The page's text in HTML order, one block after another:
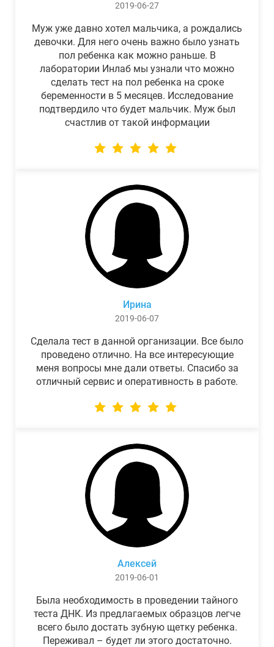
2019-06-27
Муж уже давно хотел мальчика, а рождались
девочки. Для него очень важно было узнать
пол ребенка как можно раньше. В
лаборатории Инлаб мы узнали что можно
сделать тест на пол ребенка на сроке
беременности в 5 месяцев. Исследование
подтвердило что будет мальчик. Муж был
счастлив от такой информации
Ирина
2019-06-07
Сделала тест в данной организации. Все было
проведено отлично. На все интересующие
меня вопросы мне дали ответы. Спасибо за
отличный сервис и оперативность в работе.
Алексей
2019-06-01
Была необходимость в проведении тайного
теста ДНК. Из предлагаемых образцов легче
всего было достать зубную щетку ребенка.
Переживал – будет ли этого достаточно.